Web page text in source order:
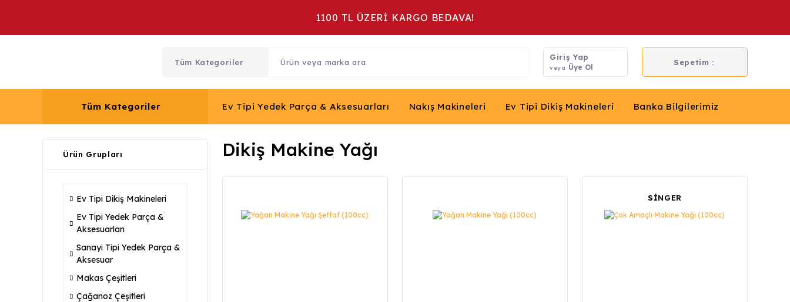
1100 TL ÜZERİ KARGO BEDAVA!
Giriş Yap
veya Üye Ol
Sepetim :
Tüm Kategoriler Ev Tipi Yedek Parça & Aksesuarları Nakış Makineleri Ev Tipi Dikiş Makineleri Banka Bilgilerimiz
Ürün Grupları
Ev Tipi Dikiş Makineleri
Ev Tipi Yedek Parça &
Aksesuarları
Sanayi Tipi Yedek Parça &
Aksesuar
Makas Çeşitleri
Çağanoz Çeşitleri
Dikiş Makine Yağı
SİNGER